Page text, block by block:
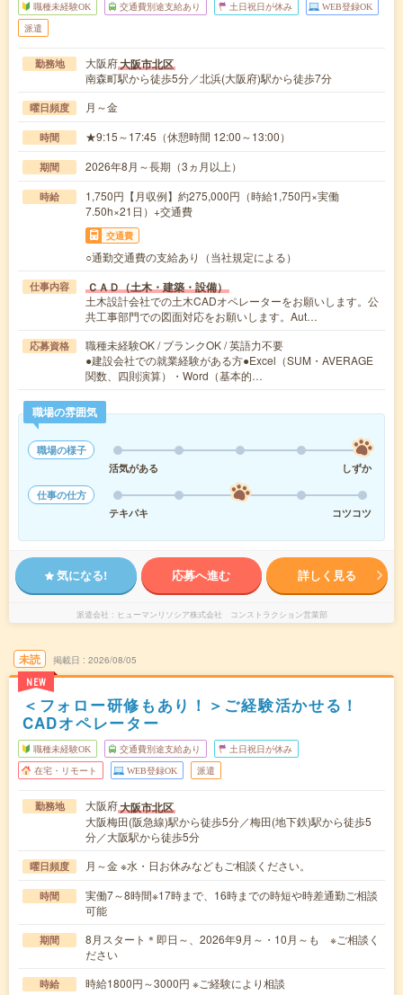
職種未経験OK 交通費別途支給あり 土日祝日が休み WEB登録OK
派遣
勤務地 大阪府大阪市北区
南森町駅から徒歩5分／北浜(大阪府)駅から徒歩7分
曜日頻度 月～金
時間 ★9:15～17:45（休憩時間 12:00～13:00）
期間 2026年8月～長期（3ヵ月以上）
時給
1,750円【月収例】約275,000円（時給1,750円×実働
7.50h×21日）+交通費
交通費
○通勤交通費の支給あり（当社規定による）
仕事内容 ＣＡＤ（土木・建築・設備）
土木設計会社での土木CADオペレーターをお願いします。公
共工事部門での図面対応をお願いします。Aut…
応募資格
職種未経験OK / ブランクOK / 英語力不要
●建設会社での就業経験がある方●Excel（SUM・AVERAGE
関数、四則演算）・Word（基本的…
職場の雰囲気
職場の様子
活気がある
しずか
仕事の仕方
テキパキ
コツコツ
気になる! 応募へ進む 詳しく見る
派遣会社 ヒューマンリソシア株式会社 コンストラクション営業部
未読
NEW
掲載日 2026/08/05
＜フォロー研修もあり！＞ご経験活かせる！
CADオペレーター
職種未経験OK 交通費別途支給あり 土日祝日が休み
在宅・リモート WEB登録OK 派遣
勤務地 大阪府大阪市北区
大阪梅田(阪急線)駅から徒歩5分／梅田(地下鉄)駅から徒歩5
分／大阪駅から徒歩5分
曜日頻度 月～金 ※水・日お休みなどもご相談ください。
時間
実働7～8時間※17時まで、16時までの時短や時差通勤ご相談
可能
期間
8月スタート＊即日～、2026年9月～・10月～も ※ご相談く
ださい
時給 時給1800円～3000円 ※ご経験により相談